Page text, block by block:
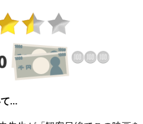
て…